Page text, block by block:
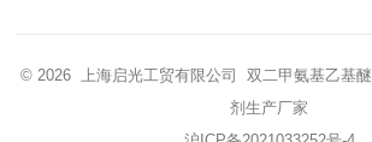
© 2026 上海启光工贸有限公司 双二甲氨基乙基
剂生产厂家